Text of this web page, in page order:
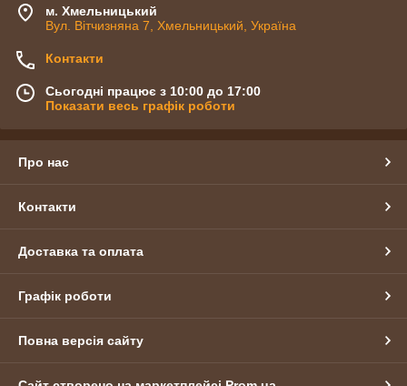
м. Хмельницький
Вул. Вітчизняна 7, Хмельницький, Україна
Контакти
Сьогодні працює з 10:00 до 17:00
Показати весь графік роботи
Про нас
Контакти
Доставка та оплата
Графік роботи
Повна версія сайту